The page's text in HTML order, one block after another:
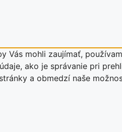
Vás mohli zaujímať,
ako je správanie pri
a obmedzí naše